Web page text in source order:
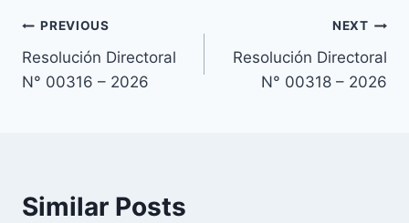
Navegación
de
PREVIOUS
Resolución Directoral
N° 00316 – 2026
NEXT
Resolución Directoral
N° 00318 – 2026
Similar Posts